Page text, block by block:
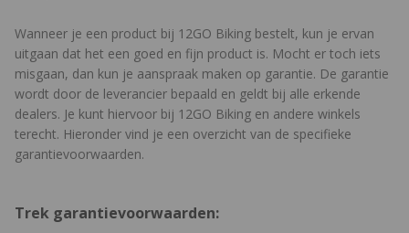
Wanneer je een product bij 12GO Biking bestelt, kun je ervan
uitgaan dat het een goed en fijn product is. Mocht er toch iets
misgaan, dan kun je aanspraak maken op garantie. De garantie
wordt door de leverancier bepaald en geldt bij alle erkende
dealers. Je kunt hiervoor bij 12GO Biking en andere winkels
terecht. Hieronder vind je een overzicht van de specifieke
garantievoorwaarden.
Trek garantievoorwaarden: